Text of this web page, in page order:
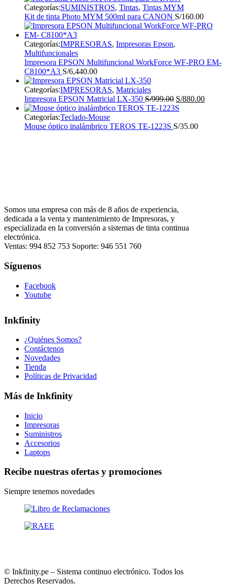
original
era:
S/70.00.
actual
es:
S/30.00.
Categorías:SUMINISTROS, Tintas, Tintas MYM
Kit de tinta Photo MYM 500ml para CANON S/160.00
Categorías:IMPRESORAS, Impresoras Epson,
Multifuncionales
Impresora EPSON Multifuncional WorkForce WF-PRO EM-
C8100*A3 S/6,440.00
Categorías:IMPRESORAS, Matriciales
Impresora EPSON Matricial LX-350 S/999.00 El
precio
era:
S/880.00El
Categorías:Teclado-Mouse
Mouse óptico inalámbrico TEROS TE-1223S S/35.00
Somos una empresa con más de 8 años de experiencia,
dedicada a la venta y mantenimiento de Impresoras, y
especializada en la conversión a sistemas de tinta continua
electrónica.
Ventas: 994 852 753 Soporte: 946 551 760
Síguenos
Facebook
Youtube
Inkfinity
¿Quiénes Somos?
Contáctenos
Novedades
Tienda
Políticas de Privacidad
Más de Inkfinity
Inicio
Impresoras
Suministros
Accesorios
Laptops
Recibe nuestras ofertas y promociones
Siempre tenemos novedades
© Inkfinity.pe – Sistema continuo electrónico. Todos los
Derechos Reservados.